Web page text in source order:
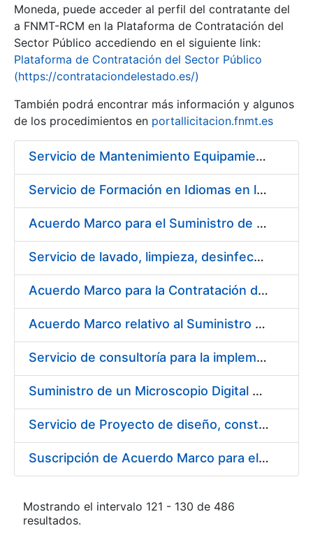
Moneda, puede acceder al perfil del contratante del
a FNMT-RCM en la Plataforma de Contratación del
Sector Público accediendo en el siguiente link:
Plataforma de Contratación del Sector Público
(https://contrataciondelestado.es/)
También podrá encontrar más información y algunos
de los procedimientos en portallicitacion.fnmt.es
Servicio de Mantenimiento Equipamiento ORACLE en CERES periodo 2019-2020
Servicio de Formación en Idiomas en la Modalidad Presencial
Acuerdo Marco para el Suministro de Droguería y Limpieza para la FNMT-RCM durante el año 2019 en su Sede de Madrid
Servicio de lavado, limpieza, desinfección y descontaminación de la ropa de trabajo del personal de la FNMT-RCM de Madrid
Acuerdo Marco para la Contratación de Fabricación de Piezas
Acuerdo Marco relativo al Suministro de Informáticos 2019
Servicio de consultoría para la implementación de un Proceso Automatizado de Preparación de Expedientes de Compras
Suministro de un Microscopio Digital Automático
Servicio de Proyecto de diseño, construcción, montaje, desmontaje y transporte de stands durante 2019
Suscripción de Acuerdo Marco para el Suministro de Sillería Ergonómica para la FNMT-RCM
Mostrando el intervalo 121 - 130 de 486
resultados.